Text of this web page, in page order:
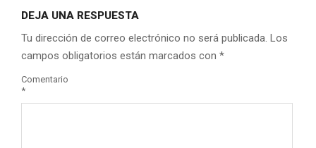
DEJA UNA RESPUESTA
Tu dirección de correo electrónico no será publicada. Los
campos obligatorios están marcados con *
Comentario
*